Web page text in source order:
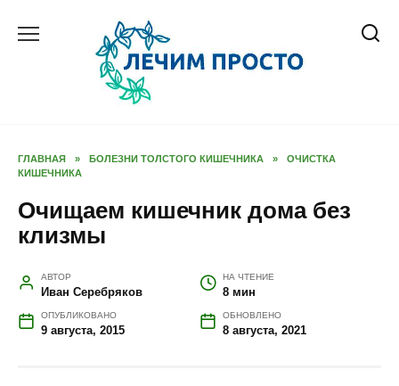
ГЛАВНАЯ » БОЛЕЗНИ ТОЛСТОГО КИШЕЧНИКА »
ОЧИСТКА
КИШЕЧНИКА
Очищаем кишечник дома без
клизмы
АВТОР
Иван Серебряков
НА ЧТЕНИЕ
8 мин
ОПУБЛИКОВАНО
9 августа, 2015
ОБНОВЛЕНО
8 августа, 2021